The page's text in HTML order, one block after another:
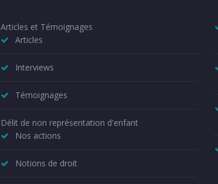
Articles et Témoignages
Articles
Interviews
Témoignages
Délit de non représentation d'enfant
Nos actions
Notions de droit